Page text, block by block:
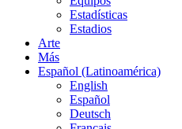
Estadísticas
Estadios
Arte
Más
Español (Latinoamérica)
English
Español
Deutsch